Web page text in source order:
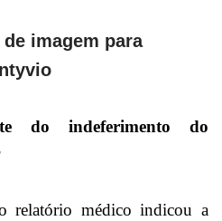
do indeferimento do
relatório médico indicou a